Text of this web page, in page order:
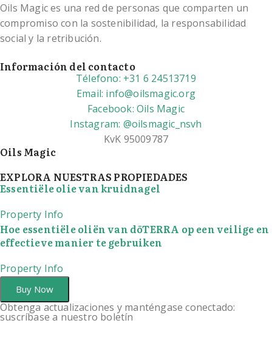
Oils Magic es una red de personas que comparten un
compromiso con la sostenibilidad, la responsabilidad
social y la retribución.
Información del contacto
Télefono: +31 6 24513719
Email: info@oilsmagic.org
Facebook: Oils Magic
Instagram: @oilsmagic_nsvh
KvK 95009787
Oils Magic
EXPLORA NUESTRAS PROPIEDADES
Essentiële olie van kruidnagel
Property Info
Hoe essentiële oliën van dōTERRA op een veilige en
effectieve manier te gebruiken
Property Info
Buy Now
Obtenga actualizaciones y manténgase conectado:
suscríbase a nuestro boletín